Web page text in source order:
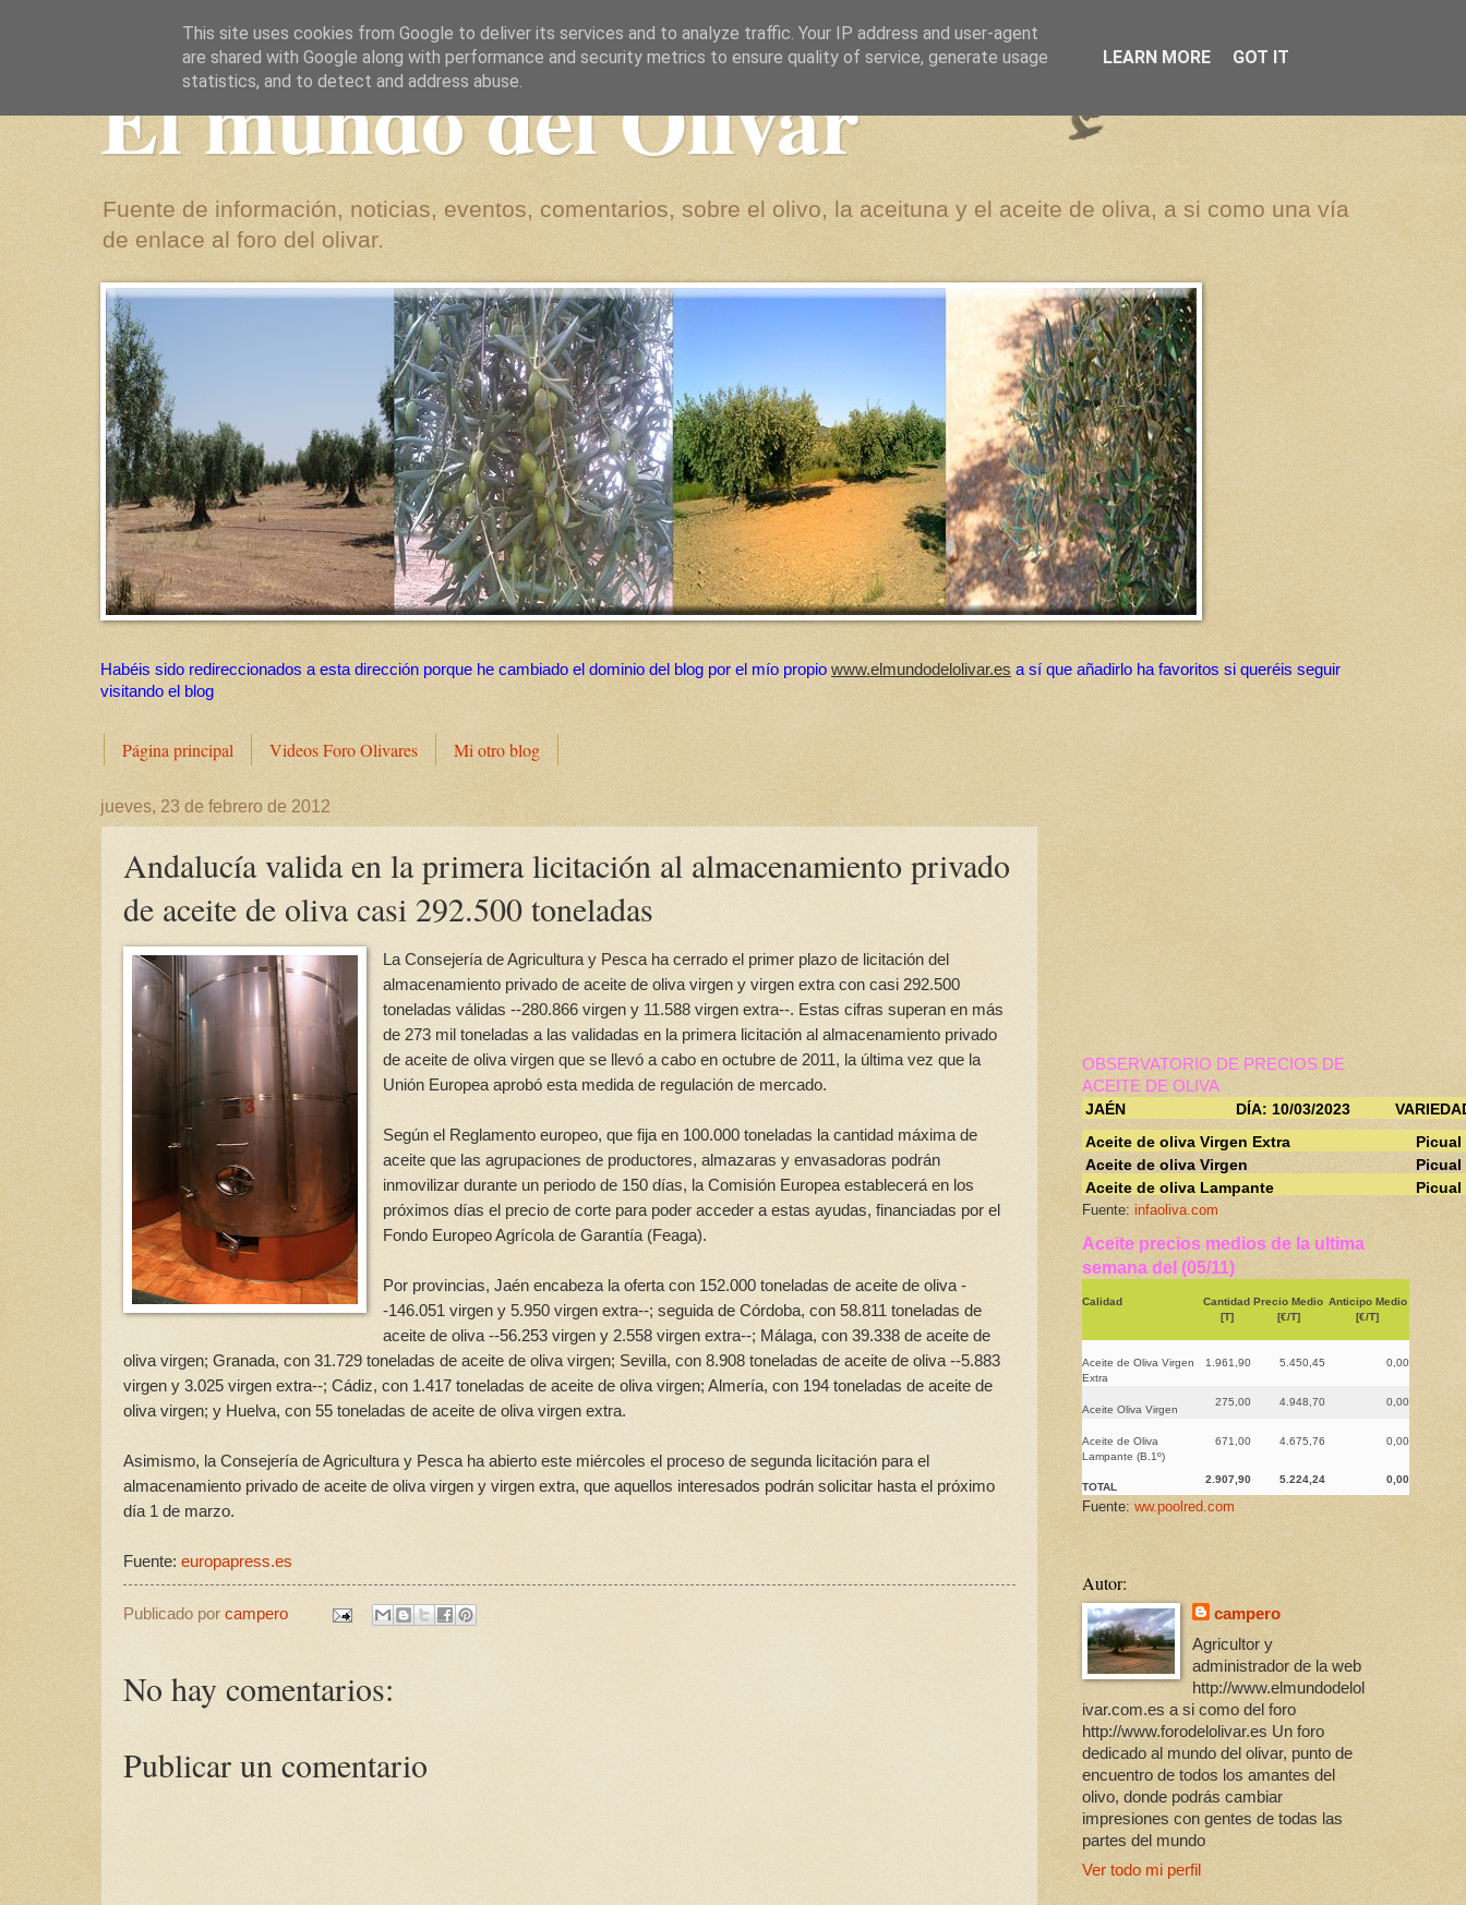
El mundo del Olivar
Fuente de información, noticias, eventos, comentarios, sobre el olivo, la aceituna y el aceite de oliva, a si como una vía
de enlace al foro del olivar.
Habéis sido redireccionados a esta dirección porque he cambiado el dominio del blog por el mío propio www.elmundodelolivar.es a sí que añadirlo ha favoritos si queréis seguir
visitando el blog
Página principal Videos Foro Olivares Mi otro blog
jueves, 23 de febrero de 2012
Andalucía valida en la primera licitación al almacenamiento privado
de aceite de oliva casi 292.500 toneladas
La Consejería de Agricultura y Pesca ha cerrado el primer plazo de licitación del
almacenamiento privado de aceite de oliva virgen y virgen extra con casi 292.500
toneladas válidas --280.866 virgen y 11.588 virgen extra--. Estas cifras superan en más
de 273 mil toneladas a las validadas en la primera licitación al almacenamiento privado
de aceite de oliva virgen que se llevó a cabo en octubre de 2011, la última vez que la
Unión Europea aprobó esta medida de regulación de mercado.
Según el Reglamento europeo, que fija en 100.000 toneladas la cantidad máxima de
aceite que las agrupaciones de productores, almazaras y envasadoras podrán
inmovilizar durante un periodo de 150 días, la Comisión Europea establecerá en los
próximos días el precio de corte para poder acceder a estas ayudas, financiadas por el
Fondo Europeo Agrícola de Garantía (Feaga).
Por provincias, Jaén encabeza la oferta con 152.000 toneladas de aceite de oliva -
-146.051 virgen y 5.950 virgen extra--; seguida de Córdoba, con 58.811 toneladas de
aceite de oliva --56.253 virgen y 2.558 virgen extra--; Málaga, con 39.338 de aceite de
oliva virgen; Granada, con 31.729 toneladas de aceite de oliva virgen; Sevilla, con 8.908 toneladas de aceite de oliva --5.883
virgen y 3.025 virgen extra--; Cádiz, con 1.417 toneladas de aceite de oliva virgen; Almería, con 194 toneladas de aceite de
oliva virgen; y Huelva, con 55 toneladas de aceite de oliva virgen extra.
Asimismo, la Consejería de Agricultura y Pesca ha abierto este miércoles el proceso de segunda licitación para el
almacenamiento privado de aceite de oliva virgen y virgen extra, que aquellos interesados podrán solicitar hasta el próximo
día 1 de marzo.
Fuente: europapress.es
Publicado por campero
No hay comentarios:
Publicar un comentario
OBSERVATORIO DE PRECIOS DE
ACEITE DE OLIVA
JAÉN
DÍA: 10/03/2023
Aceite de oliva Virgen Extra
Picual
Aceite de oliva Virgen
Picual
Aceite de oliva Lampante
Picual
Fuente: infaoliva.com
Aceite precios medios de la ultima
semana del (05/11)
Calidad
Cantidad
[T]
Precio Medio
[€/T]
Anticipo Medio
[€/T]
Aceite de Oliva Virgen
Extra
1.961,90 5.450,45 0,00
Aceite Oliva Virgen
275,00 4.948,70 0,00
Aceite de Oliva
Lampante (B.1º)
671,00 4.675,76 0,00
TOTAL
2.907,90 5.224,24 0,00
Fuente: ww.poolred.com
Autor:
campero
Agricultor y
administrador de la web
http://www.elmundodelol
ivar.com.es a si como del foro
http://www.forodelolivar.es Un foro
dedicado al mundo del olivar, punto de
encuentro de todos los amantes del
olivo, donde podrás cambiar
impresiones con gentes de todas las
partes del mundo
Ver todo mi perfil
This site uses cookies from Google to deliver its services and to analyze traffic. Your IP address and user-agent
are shared with Google along with performance and security metrics to ensure quality of service, generate usage
statistics, and to detect and address abuse.
LEARN MORE GOT IT